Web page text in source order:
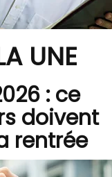
UNE
: ce
doivent
rentrée